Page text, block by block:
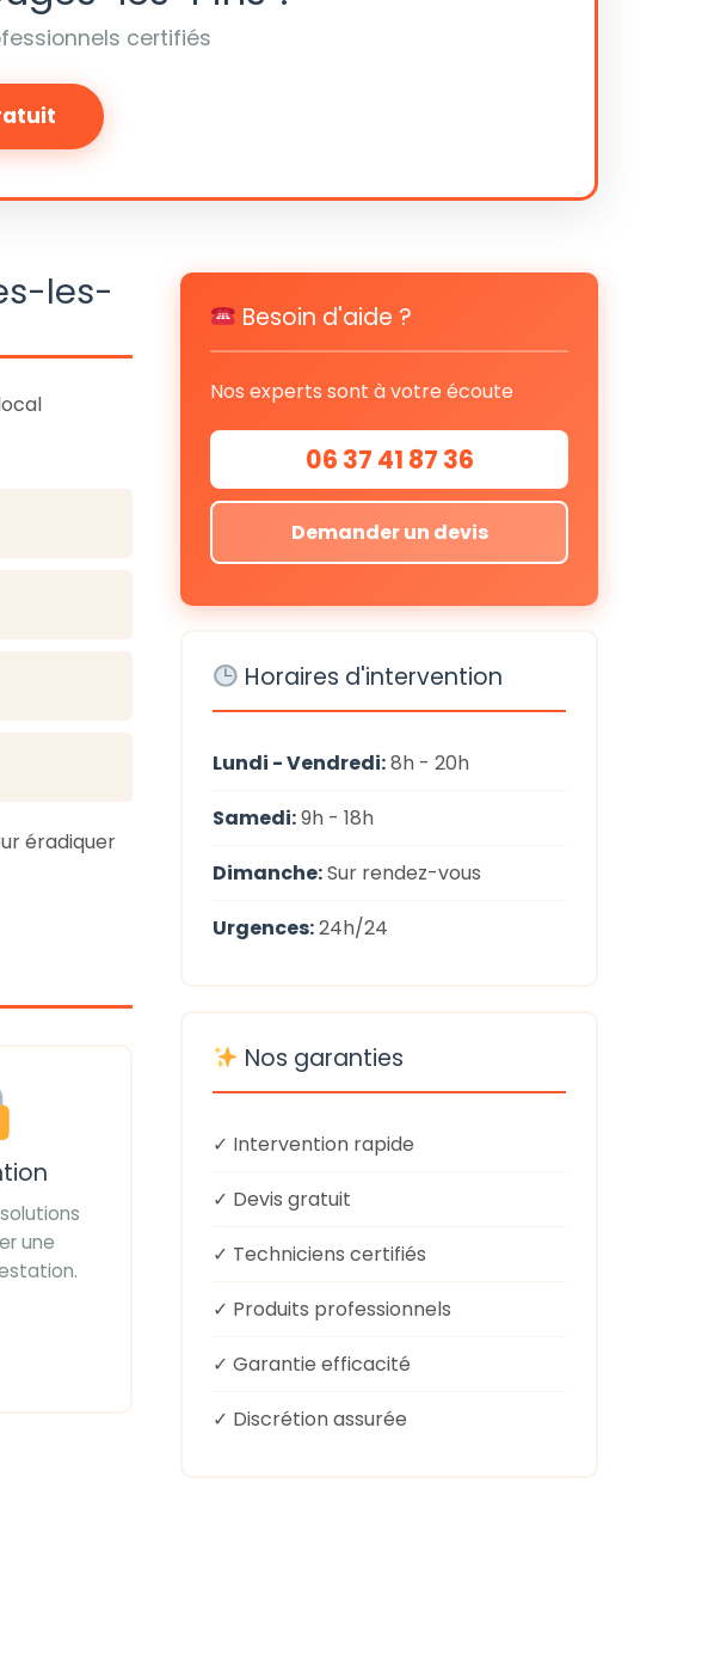
certifiés
les-
éradiquer
une
Besoin d'aide ?
Nos experts sont à votre écoute
06 37 41 87 36
Demander un devis
Horaires d'intervention
Lundi - Vendredi:8h - 20h
Samedi:9h - 18h
Dimanche:Sur rendez-vous
Urgences:24h/24
Nos garanties
✓ Intervention rapide
✓ Devis gratuit
✓ Techniciens certifiés
✓ Produits professionnels
✓ Garantie efficacité
✓ Discrétion assurée